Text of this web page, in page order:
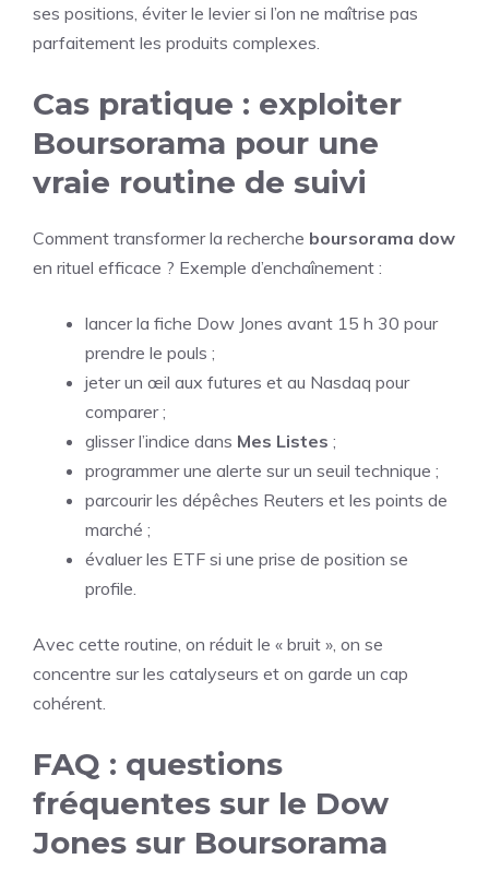
ses positions, éviter le levier si l’on ne maîtrise pas
parfaitement les produits complexes.
Cas pratique : exploiter
Boursorama pour une
vraie routine de suivi
Comment transformer la recherche boursorama dow
en rituel efficace ? Exemple d’enchaînement :
lancer la fiche Dow Jones avant 15 h 30 pour
prendre le pouls ;
jeter un œil aux futures et au Nasdaq pour
comparer ;
glisser l’indice dans Mes Listes ;
programmer une alerte sur un seuil technique ;
parcourir les dépêches Reuters et les points de
marché ;
évaluer les ETF si une prise de position se
profile.
Avec cette routine, on réduit le « bruit », on se
concentre sur les catalyseurs et on garde un cap
cohérent.
FAQ : questions
fréquentes sur le Dow
Jones sur Boursorama